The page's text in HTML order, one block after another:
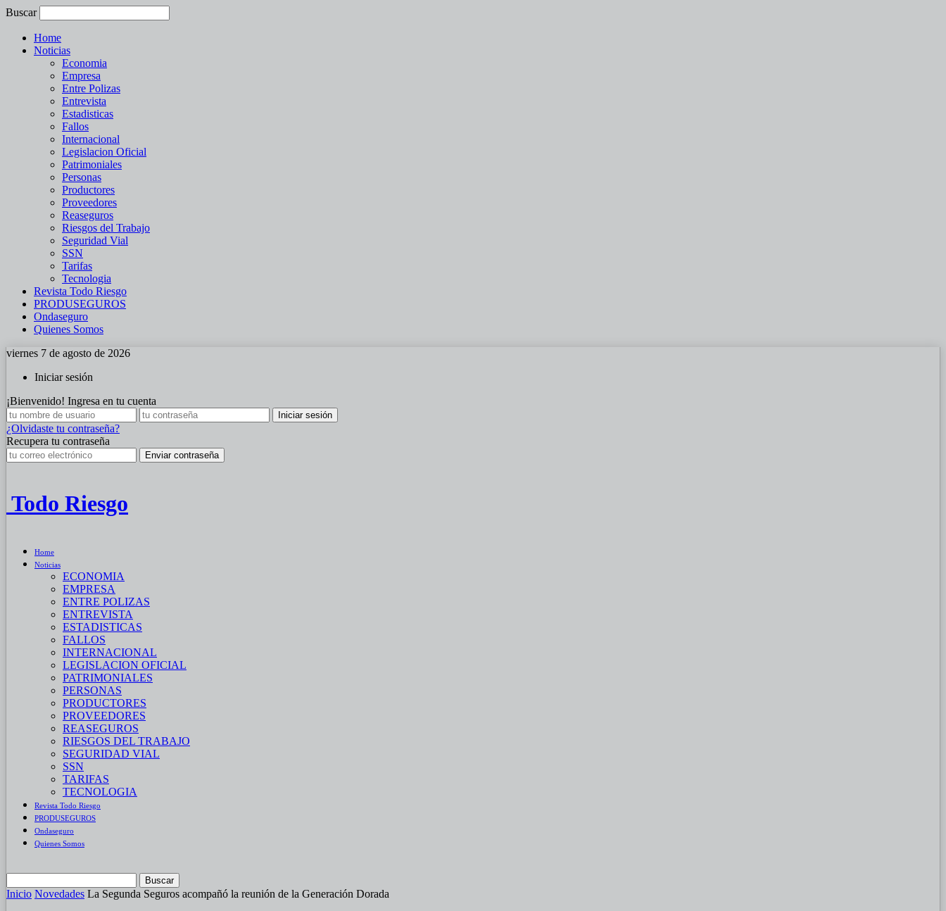
Buscar
Home
Noticias
Economia
Empresa
Entre Polizas
Entrevista
Estadisticas
Fallos
Internacional
Legislacion Oficial
Patrimoniales
Personas
Productores
Proveedores
Reaseguros
Riesgos del Trabajo
Seguridad Vial
SSN
Tarifas
Tecnologia
Revista Todo Riesgo
PRODUSEGUROS
Ondaseguro
Quienes Somos
viernes 7 de agosto de 2026
Iniciar sesión
¡Bienvenido! Ingresa en tu cuenta
¿Olvidaste tu contraseña?
Recupera tu contraseña
Todo Riesgo
Home
Noticias
ECONOMIA
EMPRESA
ENTRE POLIZAS
ENTREVISTA
ESTADISTICAS
FALLOS
INTERNACIONAL
LEGISLACION OFICIAL
PATRIMONIALES
PERSONAS
PRODUCTORES
PROVEEDORES
REASEGUROS
RIESGOS DEL TRABAJO
SEGURIDAD VIAL
SSN
TARIFAS
TECNOLOGIA
Revista Todo Riesgo
PRODUSEGUROS
Ondaseguro
Quienes Somos
Inicio Novedades La Segunda Seguros acompañó la reunión de la Generación Dorada